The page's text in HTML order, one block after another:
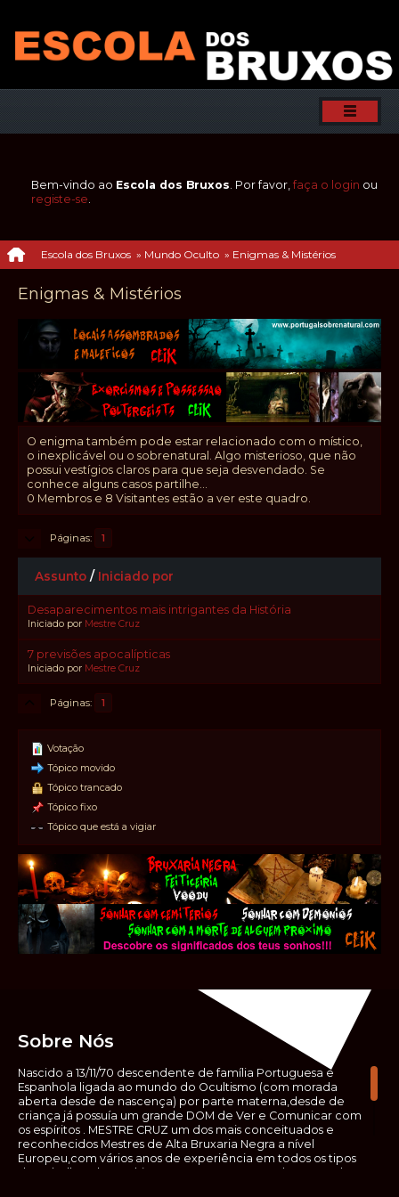
Bem-vindo ao Escola dos Bruxos. Por favor, faça o login ou
registe-se.
Escola dos Bruxos » Mundo Oculto » Enigmas & Mistérios
Enigmas & Mistérios
O enigma também pode estar relacionado com o místico,
o inexplicável ou o sobrenatural. Algo misterioso, que não
possui vestígios claros para que seja desvendado. Se
conhece alguns casos partilhe...
0 Membros e 8 Visitantes estão a ver este quadro.
Páginas 1
Assunto / Iniciado por
Desaparecimentos mais intrigantes da História
Iniciado por Mestre Cruz
7 previsões apocalípticas
Iniciado por Mestre Cruz
Páginas 1
Votação
Tópico movido
Tópico trancado
Tópico fixo
Tópico que está a vigiar
Sobre Nós
Nascido a 13/11/70 descendente de família Portuguesa e
Espanhola ligada ao mundo do Ocultismo (com morada
aberta desde de nascença) por parte materna,desde de
criança já possuía um grande DOM de Ver e Comunicar com
os espíritos . MESTRE CRUZ um dos mais conceituados e
reconhecidos Mestres de Alta Bruxaria Negra a nível
Europeu,com vários anos de experiência em todos os tipos
de trabalhos de Ocultismo. Escreveu os seus saberes ocultos